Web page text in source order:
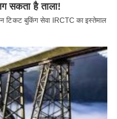
सकता है ताला!
टिकट बुकिंग सेवा IRCTC का इस्तेमाल